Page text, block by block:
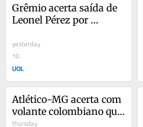
Grêmio acerta saída de
Leonel Pérez por
yesterday
10
UOL
Atlético-MG acerta com
volante colombiano que
jogou a Copa do Mundo
thursday